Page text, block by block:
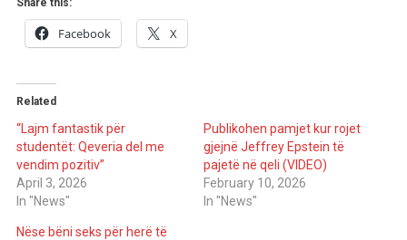
Share this:
Facebook X
Related
“Lajm fantastik për
studentët: Qeveria del me
vendim pozitiv”
April 3, 2026
In "News"
Publikohen pamjet kur rojet
gjejnë Jeffrey Epstein të
pajetë në qeli (VIDEO)
February 10, 2026
In "News"
Nëse bëni seks për herë të